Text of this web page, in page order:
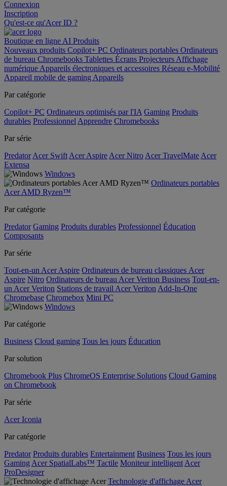
Connexion
Inscription
Qu'est-ce qu'Acer ID ?
Boutique en ligne AI Produits
Nouveaux produits Copilot+ PC Ordinateurs portables Ordinateurs
de bureau Chromebooks Tablettes Écrans Projecteurs Affichage
numérique Appareils électroniques et accessoires Réseau e-Mobilité
Appareil mobile de gaming Appareils
Par catégorie
Copilot+ PC Ordinateurs optimisés par l'IA Gaming Produits
durables Professionnel Apprendre Chromebooks
Par série
Predator Acer Swift Acer Aspire Acer Nitro Acer TravelMate Acer
Extensa
Windows
Ordinateurs portables
Acer AMD Ryzen™
Par catégorie
Predator Gaming Produits durables Professionnel Éducation
Composants
Par série
Tout-en-un Acer Aspire Ordinateurs de bureau classiques Acer
Aspire Nitro Ordinateurs de bureau Acer Veriton Business Tout-en-
un Acer Veriton Stations de travail Acer Veriton Add-In-One
Chromebase Chromebox Mini PC
Windows
Par catégorie
Business Cloud gaming Tous les jours Éducation
Par solution
Chromebook Plus ChromeOS Enterprise Solutions Cloud Gaming
on Chromebook
Par série
Acer Iconia
Par catégorie
Predator Produits durables Entertainment Business Tous les jours
Gaming Acer SpatialLabs™ Tactile Moniteur intelligent Acer
ProDesigner
Technologie d'affichage Acer